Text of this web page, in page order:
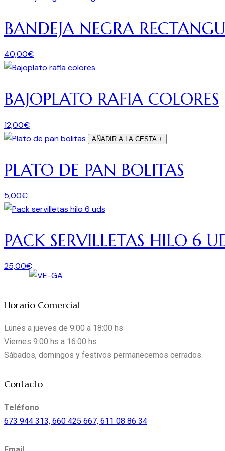
BANDEJA NEGRA
40,00€
BAJOPLATO RAFIA COLORES
12,00€
AÑADIR A LA CESTA +
PLATO DE PAN BOLITAS
5,00€
PACK SERVILLETAS HILO 6
25,00€
Horario Comercial
Lunes a jueves de 9:00 a 18:00 hs
Viernes 9:00 hs a 16:00 hs
Sábados, domingos y festivos permanecemos cerrados.
instagram
facebook-
mail-
Contacto
Teléfono
673 944 313, 660 425 667, 611 08 86 34